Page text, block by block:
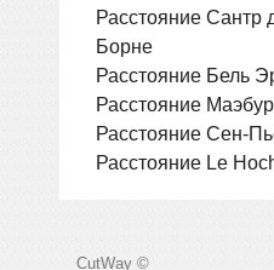
Расстояние Сантр
Борне
Расстояние Бель
Расстояние
Расстояние Сен-
Расстояние Le
CutWay ©